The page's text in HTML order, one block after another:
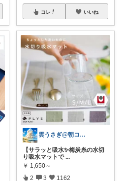
コレ いいね
雲うさぎ@朝コレ❤良質便利時短グッズ🐰
【サラッと吸水✨梅炭糸の水切
り吸水マットで ...
￥ 1,650～
2 3 1162